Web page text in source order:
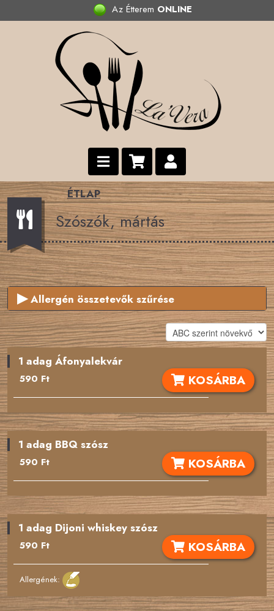
Az Étterem ONLINE
ÉTLAP
Szószók, mártás
▶Allergén összetevők szűrése
Ha valamely összetevőre ezek közülallergiás vagy, akkor
vedd ki mellőle a pipát!
Az étlapról az ezeket tartalmazó ételeket kitakarjuk!
Tojás
Szójabab
Diófélék
Zeller
KOSÁRBA
1 adag Áfonyalekvár
590 Ft
KOSÁRBA
1 adag BBQ szósz
590 Ft
KOSÁRBA
1 adag Dijoni whiskey szósz
590 Ft
Allergének: